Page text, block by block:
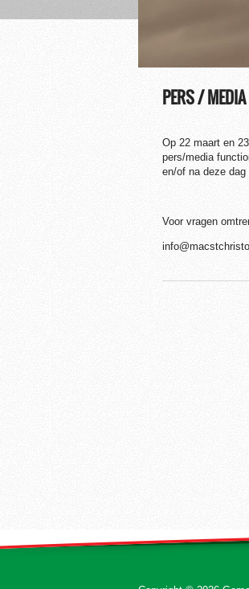
PERS / MEDIA
Op 22 maart en
pers/media
en/of na deze
Voor vragen